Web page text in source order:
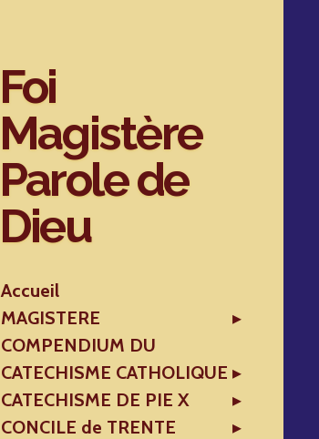
Foi
Magistère
Parole de
Dieu
Accueil
MAGISTERE
COMPENDIUM DU
CATECHISME CATHOLIQUE
CATECHISME DE PIE X
CONCILE de TRENTE